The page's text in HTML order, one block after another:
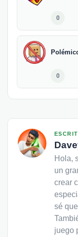
0
0
Hola,
un
crear
sé
juego